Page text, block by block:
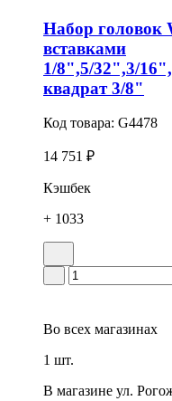
Набор головок
вставками
1/8",5/32",3/
квадрат 3/8"
Код товара: G4478
14 751 ₽
Кэшбек
+ 1033
Во всех магазинах
1 шт.
В магазине ул.